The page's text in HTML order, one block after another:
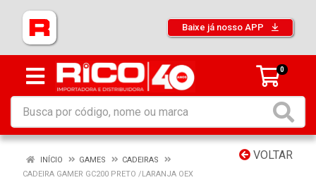
Baixe já nosso APP
0
VOLTAR
INÍCIO GAMES
CADEIRAS
CADEIRA GAMER GC200 PRETO /LARANJA OEX